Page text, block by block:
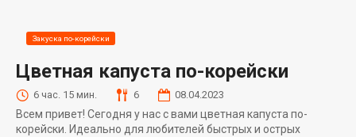
Закуска по-корейски
Цветная капуста по-корейски
6 час. 15 мин. 6 08.04.2023
Всем привет! Сегодня у нас с вами цветная капуста по-
корейски. Идеально для любителей быстрых и острых